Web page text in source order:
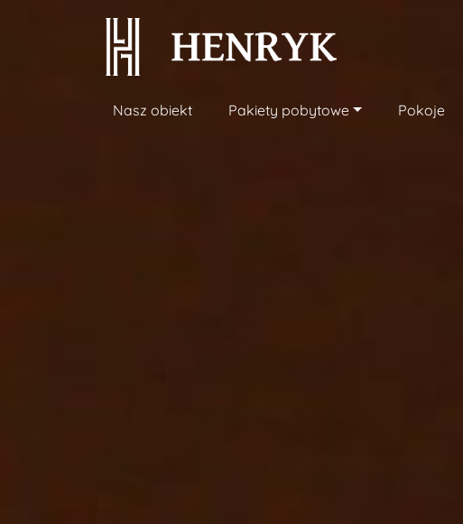
Nasz obiekt Pakiety pobytowe Pokoje